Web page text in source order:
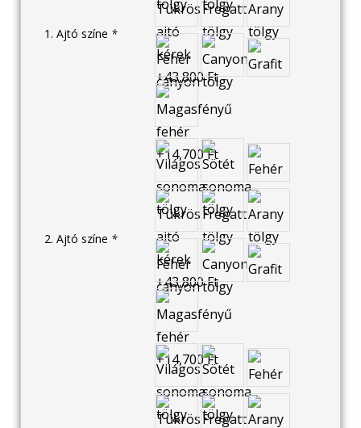
1. Ajtó színe *
2. Ajtó színe *